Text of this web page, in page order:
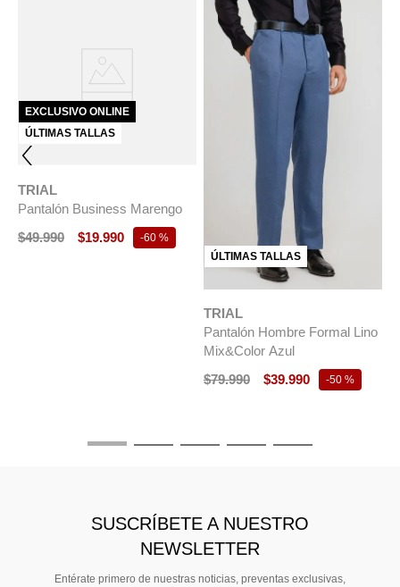
EXCLUSIVO ONLINE
ÚLTIMAS TALLAS
TRIAL
Pantalón Business Marengo
$49.990 $19.990 -60 %
ÚLTIMAS TALLAS
TRIAL
Pantalón Hombre Formal Lino
Mix&Color Azul
$79.990 $39.990 -50 %
SUSCRÍBETE A NUESTRO
NEWSLETTER
Entérate primero de nuestras noticias, preventas exclusivas,